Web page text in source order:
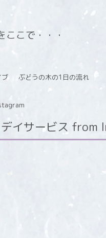
こで・・・
ブ ぶどうの木の1日の流れ
イサービス from